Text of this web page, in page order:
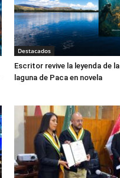
Destacados
Escritor revive la leyenda de la
laguna de Paca en novela